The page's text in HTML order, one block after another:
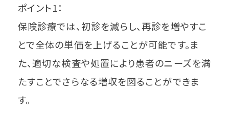
ポイント1：
保険診療では、初診を減らし、再診を増やすこ
とで全体の単価を上げることが可能です。ま
た、適切な検査や処置により患者のニーズを満
たすことでさらなる増収を図ることができま
す。